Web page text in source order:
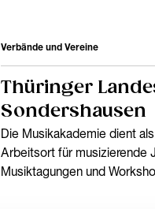
Verbände und Vereine
Thüringer
Sondershausen
Die Musikakademie dient
Arbeitsort für musizierende
Musiktagungen und